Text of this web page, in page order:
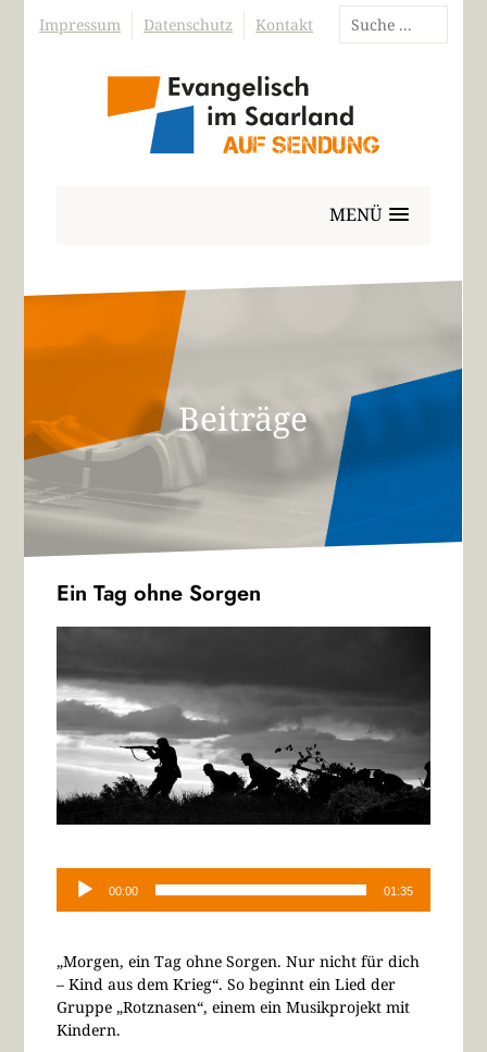
Impressum Datenschutz Kontakt
MENÜ
Beiträge
Ein Tag ohne Sorgen
00:00 01:35
„Morgen, ein Tag ohne Sorgen. Nur nicht für dich
– Kind aus dem Krieg“. So beginnt ein Lied der
Gruppe „Rotznasen“, einem ein Musikprojekt mit
Kindern.